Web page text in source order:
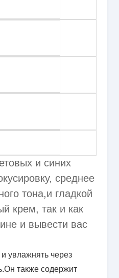
и синих
среднее
тона,и гладкой
крем, так и как
и вывести вас
увлажнять через
также содержит